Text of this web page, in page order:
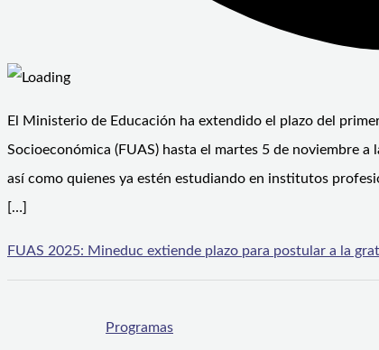
El Ministerio de Educación ha extendido el plazo del
Socioeconómica (FUAS) hasta el martes 5 de noviembre
así como quienes ya estén estudiando en institutos
[…]
FUAS 2025: Mineduc extiende plazo para postular a la
Programas